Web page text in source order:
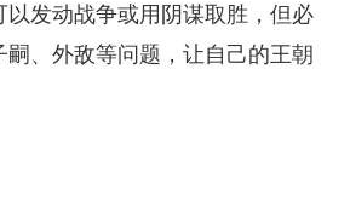
以发动战争或用阴谋取胜，但必
、外敌等问题，让自己的王朝